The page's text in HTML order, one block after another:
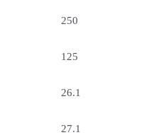
250
125
26.1
27.1